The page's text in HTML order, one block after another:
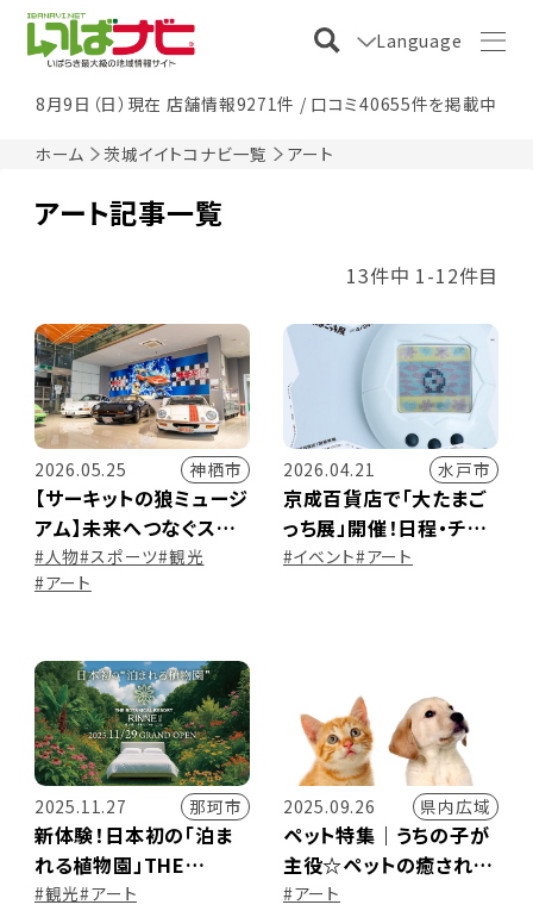
Language
8月9日（日）現在 店舗情報9271件 / 口コミ40655件を掲載中
ホーム 茨城イイトコナビ一覧 アート
アート記事一覧
13件中 1-12件目
2026.05.25 神栖市
【サーキットの狼ミュージ
アム】未来へつなぐスー
パーカーの鼓動と車文化
のバトン
#人物#スポーツ#観光
#アート
2026.04.21 水戸市
京成百貨店で「大たまご
っち展」開催！日程・チケ
ット・見どころをご紹介♪
#イベント#アート
2025.11.27 那珂市
新体験！日本初の「泊ま
れる植物園」THE
BOTANICAL RESORT
#観光#アート
2025.09.26 県内広域
ペット特集｜うちの子が
主役☆ペットの癒されシ
ョット大公開！
#アート